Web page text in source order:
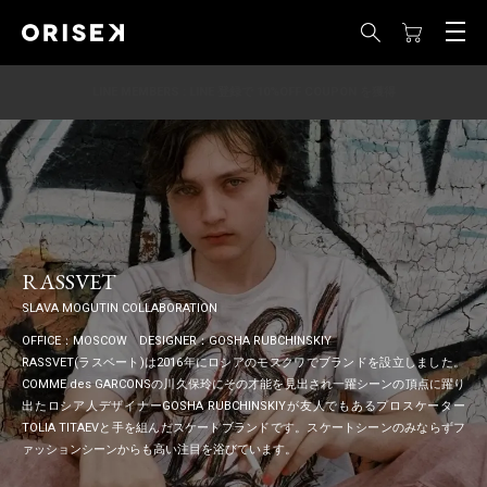
RASSVET
SLAVA MOGUTIN COLLABORATION
OFFICE：MOSCOW DESIGNER：GOSHA RUBCHINSKIY
RASSVET(ラスベート)は2016年にロシアのモスクワでブランドを設立しました。
COMME des GARCONSの川久保玲にその才能を見出され一躍シーンの頂点に躍り
出たロシア人デザイナーGOSHA RUBCHINSKIYが友人でもあるプロスケーター
TOLIA TITAEVと手を組んだスケートブランドです。スケートシーンのみならずフ
ァッションシーンからも高い注目を浴びています。